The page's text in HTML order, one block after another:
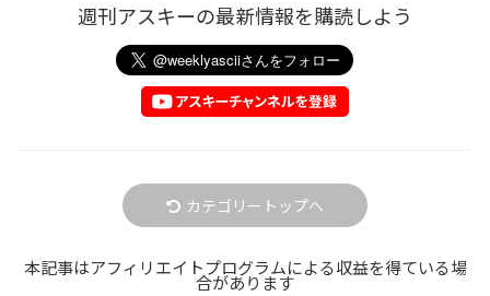
週刊アスキーの最新情報を購読しよう
カテゴリートップへ
本記事はアフィリエイトプログラムによる収益を得ている場
合があります